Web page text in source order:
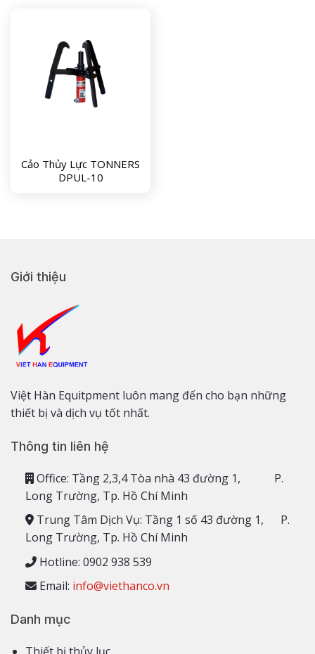
Cảo Thủy Lực TONNERS
DPUL-10
Giới thiệu
Việt Hàn Equitpment luôn mang đến cho bạn những
thiết bị và dịch vụ tốt nhất.
Thông tin liên hệ
Office: Tầng 2,3,4 Tòa nhà 43 đường 1, P.
Long Trường, Tp. Hồ Chí Minh
Trung Tâm Dịch Vụ: Tầng 1 số 43 đường 1, P.
Long Trường, Tp. Hồ Chí Minh
Hotline: 0902 938 539
Email: info@viethanco.vn
Danh mục